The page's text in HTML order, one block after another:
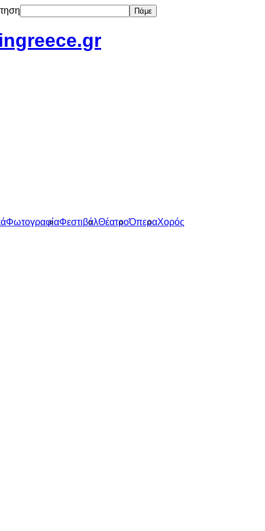
Πάμε
ΦωτογραφίαΦεστιβάλΘέατροΌπεραΧορός